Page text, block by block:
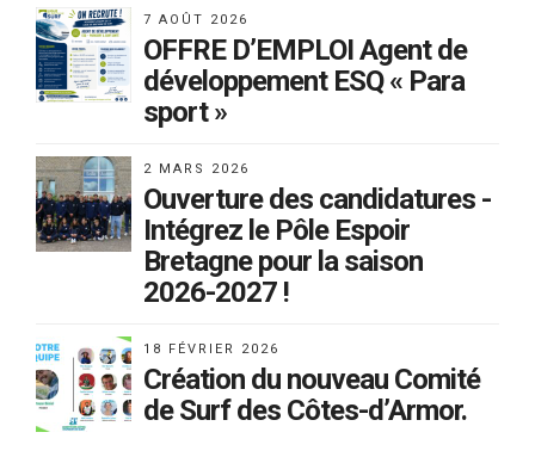
7 AOÛT 2026
OFFRE D’EMPLOI Agent de
développement ESQ « Para
sport »
2 MARS 2026
Ouverture des candidatures -
Intégrez le Pôle Espoir
Bretagne pour la saison
2026-2027 !
18 FÉVRIER 2026
Création du nouveau Comité
de Surf des Côtes-d’Armor.